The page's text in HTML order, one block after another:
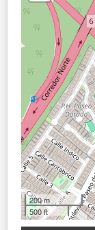
200 m
500 ft